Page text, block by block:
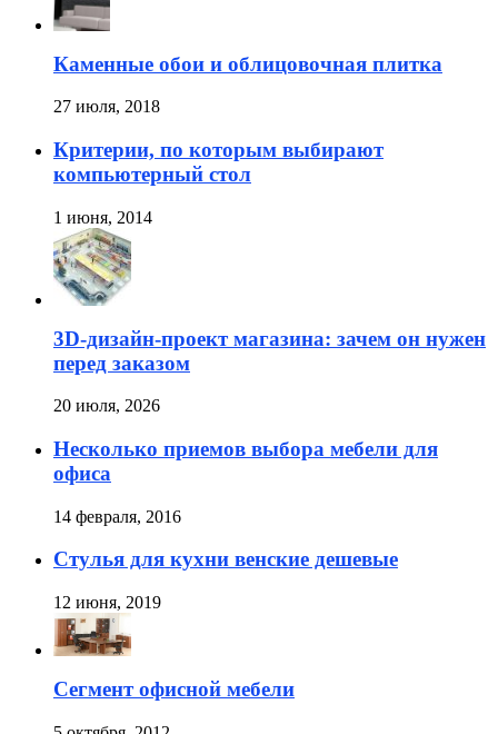
Каменные обои и облицовочная плитка
27 июля, 2018
Критерии, по которым выбирают
компьютерный стол
1 июня, 2014
3D-дизайн-проект магазина: зачем он нужен
перед заказом
20 июля, 2026
Несколько приемов выбора мебели для
офиса
14 февраля, 2016
Стулья для кухни венские дешевые
12 июня, 2019
Сегмент офисной мебели